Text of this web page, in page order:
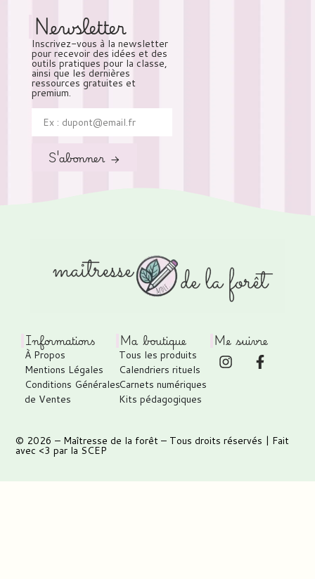
Newsletter
Inscrivez-vous à la newsletter
pour recevoir des idées et des
outils pratiques pour la classe,
ainsi que les dernières
ressources gratuites et
premium.
S'abonner →
Informations
À Propos
Mentions Légales
Conditions Générales
de Ventes
Ma boutique
Tous les produits
Calendriers rituels
Carnets numériques
Kits pédagogiques
Me suivre
© 2026 – Maîtresse de la forêt – Tous droits réservés | Fait
avec <3 par la SCEP